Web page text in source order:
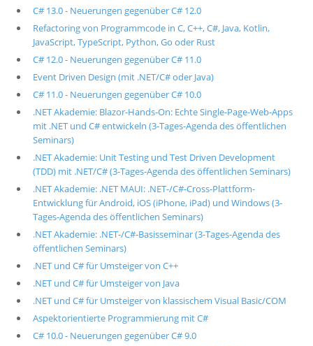
C# 13.0 - Neuerungen gegenüber C# 12.0
Refactoring von Programmcode in C, C++, C#, Java, Kotlin,
JavaScript, TypeScript, Python, Go oder Rust
C# 12.0 - Neuerungen gegenüber C# 11.0
Event Driven Design (mit .NET/C# oder Java)
C# 11.0 - Neuerungen gegenüber C# 10.0
.NET Akademie: Blazor-Hands-On: Echte Single-Page-Web-Apps
mit .NET und C# entwickeln (3-Tages-Agenda des öffentlichen
Seminars)
.NET Akademie: Unit Testing und Test Driven Development
(TDD) mit .NET/C# (3-Tages-Agenda des öffentlichen Seminars)
.NET Akademie: .NET MAUI: .NET-/C#-Cross-Plattform-
Entwicklung für Android, iOS (iPhone, iPad) und Windows (3-
Tages-Agenda des öffentlichen Seminars)
.NET Akademie: .NET-/C#-Basisseminar (3-Tages-Agenda des
öffentlichen Seminars)
.NET und C# für Umsteiger von C++
.NET und C# für Umsteiger von Java
.NET und C# für Umsteiger von klassischem Visual Basic/COM
Aspektorientierte Programmierung mit C#
C# 10.0 - Neuerungen gegenüber C# 9.0